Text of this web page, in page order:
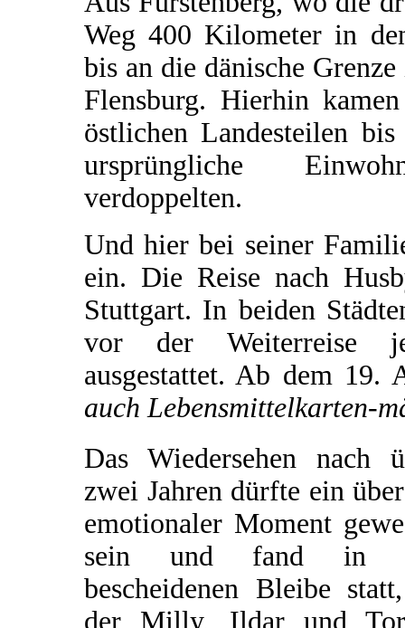
Weg 400 Kilometer in
bis an die dänische
Flensburg. Hierhin
östlichen Landesteilen
ursprüngliche
verdoppelten.
Und hier bei seiner
ein. Die Reise nach
Stuttgart. In beiden
vor der Weiterreise
ausgestattet. Ab dem
auch Lebensmittelkarten-
Das Wiedersehen nach
zwei Jahren dürfte ein
emotionaler Moment
sein und fand in
bescheidenen Bleibe
der Milly, Ildar und